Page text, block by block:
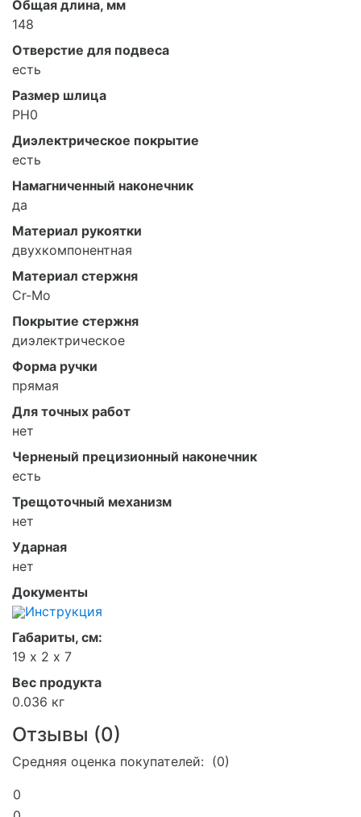
Общая длина, мм
148
Отверстие для подвеса
есть
Размер шлица
PH0
Диэлектрическое покрытие
есть
Намагниченный наконечник
да
Материал рукоятки
двухкомпонентная
Материал стержня
Cr-Mo
Покрытие стержня
диэлектрическое
Форма ручки
прямая
Для точных работ
нет
Черненый прецизионный наконечник
есть
Трещоточный механизм
нет
Ударная
нет
Документы
Инструкция
Габариты, см:
19 х 2 х 7
Вес продукта
0.036 кг
Отзывы (0)
Средняя оценка покупателей: (0)
0